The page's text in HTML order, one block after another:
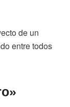
de un
entre todos